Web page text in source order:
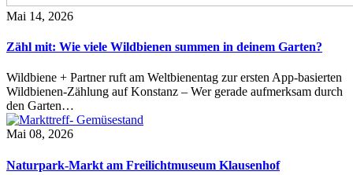
Mai 14, 2026
Zähl mit: Wie viele Wildbienen summen in deinem Garten?
Wildbiene + Partner ruft am Weltbienentag zur ersten App-basierten
Wildbienen-Zählung auf Konstanz – Wer gerade aufmerksam durch
den Garten…
Mai 08, 2026
Naturpark-Markt am Freilichtmuseum Klausenhof